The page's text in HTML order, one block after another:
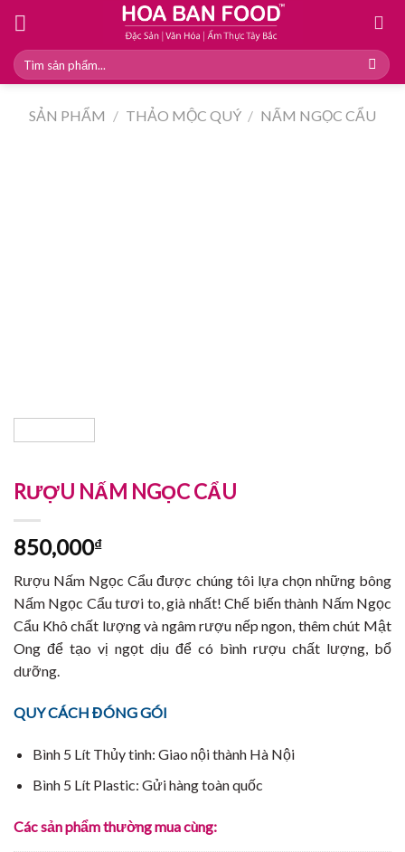
content
Tìm
kiếm:
SẢN PHẨM / THẢO MỘC QUÝ / NẤM NGỌC CẨU
RƯỢU NẤM NGỌC CẨU
850,000₫
Rượu Nấm Ngọc Cẩu được chúng tôi lựa chọn những bông
Nấm Ngọc Cẩu tươi to, già nhất! Chế biến thành Nấm Ngọc
Cẩu Khô chất lượng và ngâm rượu nếp ngon, thêm chút Mật
Ong để tạo vị ngọt dịu để có bình rượu chất lượng, bổ
dưỡng.
QUY CÁCH ĐÓNG GÓI
Bình 5 Lít Thủy tinh: Giao nội thành Hà Nội
Bình 5 Lít Plastic: Gửi hàng toàn quốc
Các sản phẩm thường mua cùng: